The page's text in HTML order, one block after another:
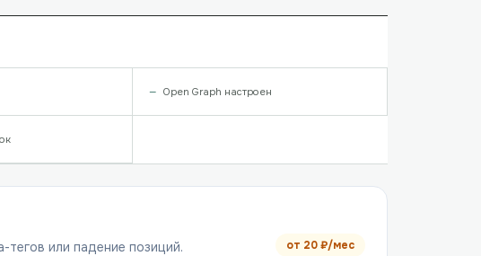
Open Graph настроен
или падение позиций. от 20₽/мес